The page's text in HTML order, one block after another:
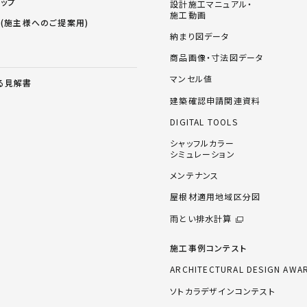
(施主様へのご提案用)
見解書
設計施工マニュアル・
施工動画
納まり図データ
商品画像・寸法図データ
マンセル値
建築確認申請関連資料
DIGITAL TOOLS
シャッフルカラー
シミュレーション
メンテナンス
屋根材適用地域区分図
雨とい排水計算
施工事例コンテスト
ARCHITECTURAL DESIGN
ソトカラデザインコンテスト